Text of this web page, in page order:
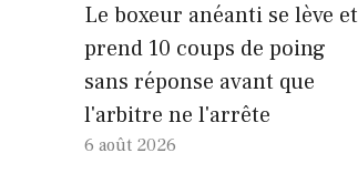
Le boxeur anéanti se lève et
prend 10 coups de poing
sans réponse avant que
l'arbitre ne l'arrête
6 août 2026